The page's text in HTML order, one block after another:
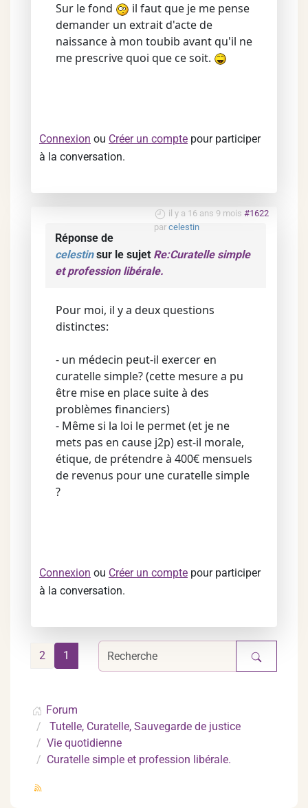
Sur le fond
il faut que je me pense
demander un extrait d'acte de
naissance à mon toubib avant qu'il ne
me prescrive quoi que ce soit.
Connexion ou Créer un compte pour participer
à la conversation.
il y a 16 ans 9 mois #1622
par celestin
Réponse de
celestinsur le sujet Re:Curatelle simple
et profession libérale.
Pour moi, il y a deux questions
distinctes:
- un médecin peut-il exercer en
curatelle simple? (cette mesure a pu
être mise en place suite à des
problèmes financiers)
- Même si la loi le permet (et je ne
mets pas en cause j2p) est-il morale,
étique, de prétendre à 400€ mensuels
de revenus pour une curatelle simple
?
Connexion ou Créer un compte pour participer
à la conversation.
1
2
Forum
Tutelle, Curatelle, Sauvegarde de justice
Vie quotidienne
Curatelle simple et profession libérale.